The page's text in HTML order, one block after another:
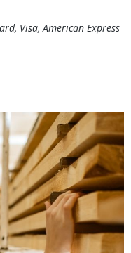
Visa, American Express